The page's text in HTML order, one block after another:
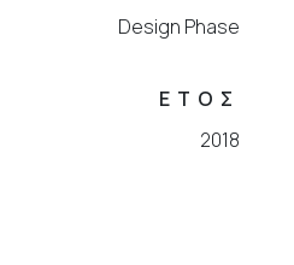
Design Phase
ΕΤΟΣ
2018